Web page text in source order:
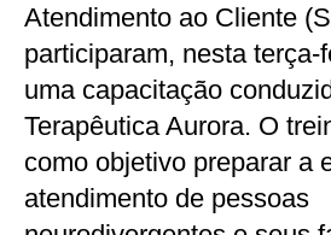
Atendimento ao Cliente
participaram, nesta terça-
uma capacitação
Terapêutica Aurora. O
como objetivo preparar a
atendimento de pessoas